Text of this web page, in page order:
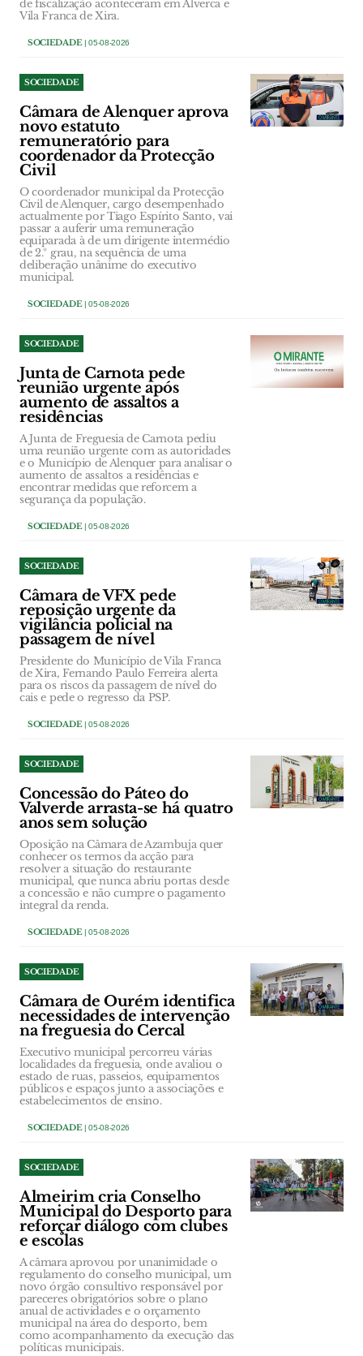
de fiscalização aconteceram em Alverca e
Vila Franca de Xira.
SOCIEDADE| 05-08-2026
SOCIEDADE
Câmara de Alenquer aprova
novo estatuto
remuneratório para
coordenador da Protecção
Civil
O coordenador municipal da Protecção
Civil de Alenquer, cargo desempenhado
actualmente por Tiago Espírito Santo, vai
passar a auferir uma remuneração
equiparada à de um dirigente intermédio
de 2.º grau, na sequência de uma
deliberação unânime do executivo
municipal.
SOCIEDADE| 05-08-2026
SOCIEDADE
Junta de Carnota pede
reunião urgente após
aumento de assaltos a
residências
A Junta de Freguesia de Carnota pediu
uma reunião urgente com as autoridades
e o Município de Alenquer para analisar o
aumento de assaltos a residências e
encontrar medidas que reforcem a
segurança da população.
SOCIEDADE| 05-08-2026
SOCIEDADE
Câmara de VFX pede
reposição urgente da
vigilância policial na
passagem de nível
Presidente do Município de Vila Franca
de Xira, Fernando Paulo Ferreira alerta
para os riscos da passagem de nível do
cais e pede o regresso da PSP.
SOCIEDADE| 05-08-2026
SOCIEDADE
Concessão do Páteo do
Valverde arrasta-se há quatro
anos sem solução
Oposição na Câmara de Azambuja quer
conhecer os termos da acção para
resolver a situação do restaurante
municipal, que nunca abriu portas desde
a concessão e não cumpre o pagamento
integral da renda.
SOCIEDADE| 05-08-2026
SOCIEDADE
Câmara de Ourém identifica
necessidades de intervenção
na freguesia do Cercal
Executivo municipal percorreu várias
localidades da freguesia, onde avaliou o
estado de ruas, passeios, equipamentos
públicos e espaços junto a associações e
estabelecimentos de ensino.
SOCIEDADE| 05-08-2026
SOCIEDADE
Almeirim cria Conselho
Municipal do Desporto para
reforçar diálogo com clubes
e escolas
A câmara aprovou por unanimidade o
regulamento do conselho municipal, um
novo órgão consultivo responsável por
pareceres obrigatórios sobre o plano
anual de actividades e o orçamento
municipal na área do desporto, bem
como acompanhamento da execução das
políticas municipais.